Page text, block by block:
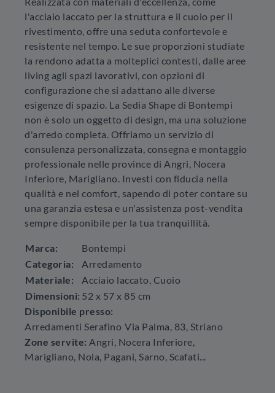
l'acciaio laccato per la struttura e il cuoio per il
rivestimento, offre una seduta confortevole e
resistente nel tempo. Le sue proporzioni studiate
la rendono adatta a molteplici contesti, dalle aree
living agli spazi lavorativi, con opzioni di
configurazione che si adattano alle diverse
esigenze di spazio. La Sedia Shape di Bontempi
non è solo un oggetto di design, ma una soluzione
d'arredo completa. Offriamo un servizio di
consulenza personalizzata, consegna e montaggio
professionale nelle province di Angri, Nocera
Inferiore, Marigliano. Investi con fiducia nella
qualità e nel comfort, sapendo di poter contare su
una garanzia estesa e un'assistenza post-vendita
sempre disponibile per la tua tranquillità.
Marca:
Bontempi
Categoria:
Arredamento
Materiale:
Acciaio laccato, Cuoio
Dimensioni: 52 x 57 x 85 cm
Disponibile presso:
Arredamenti Serafino Via Palma, 83, Striano
Zone servite: Angri, Nocera Inferiore,
Marigliano, Nola, Pagani, Sarno, Scafati...